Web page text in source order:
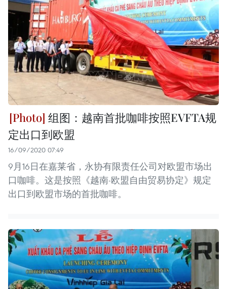
组图：越南首批咖啡按照EVFTA规
定出口到欧盟
16/09/2020 07:49
9月16日在嘉莱省，永协有限责任公司对欧盟市场出
口咖啡。这是按照《越南-欧盟自由贸易协定》规定
出口到欧盟市场的首批咖啡。